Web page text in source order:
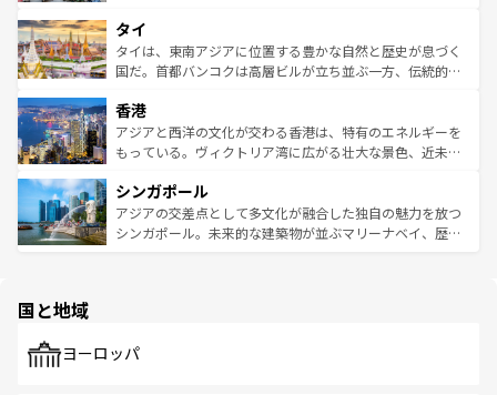
リティに包まれながら、韓国の多彩な魅力を心ゆくまで味
わってみてほしい。 なお、新着の韓国情報はコンテンツ一
覧を参照してほしい。
急速な発展と共に伝統が息づく。ハノイの古い町並みやホ
ーチミン市のフランス統治時代の建物も、独特の雰囲気を
醸し出している。また、バラエティの豊かさとおいしさで
とつ。フォーやバインミー、ベトナムコーヒーなどは、ぜ
ひ現地で味わいたい。どの地域を訪れてもあたたかい人々
が旅行者を迎えてくれるので、きっと忘れられない旅にな
参照してほしい。
タイ
タイは、東南アジアに位置する豊かな自然と歴史が息づく
国だ。首都バンコクは高層ビルが立ち並ぶ一方、伝統的な
の活気が交差している。北部ではチェンマイなどの山岳地
帯で自然と触れ合い、南部ではプーケットやクラビの美し
いビーチでリゾート気分を楽しむことができる。タイ料理
激する。気候は一年中温暖で、どの季節にも異なる楽しみ
が待っている。親しみやすいタイの人々、仏教を中心とし
た文化、そして多様な観光資源が、訪れる旅人を魅了し続
香港
アジアと西洋の文化が交わる香港は、特有のエネルギーを
もっている。ヴィクトリア湾に広がる壮大な景色、近未来
み、どこを訪れても感動するはず。観光スポットが密集し
ており、効率よく見どころを回れるのも魅力。息をのむよ
うな絶景から文化的な体験まで、香港を存分に楽しみ尽く
シンガポール
アジアの交差点として多文化が融合した独自の魅力を放つ
シンガポール。未来的な建築物が並ぶマリーナベイ、歴史
で、ホーカーズは地元の風情を楽しめる外せないスポット
国と地域
ヨーロッパ